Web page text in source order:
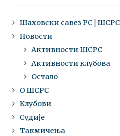
Шаховски савез РС│ШСРС
Новости
Активности ШСРС
Активности клубова
Остало
О ШСРС
Клубови
Судије
Такмичења